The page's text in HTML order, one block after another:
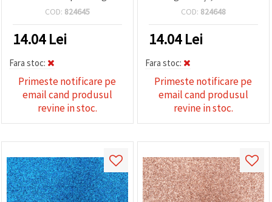
față - 10 buc.
COD: 824645
14.04Lei
Fara stoc:
Primeste notificare pe
email cand produsul
revine in stoc.
set 10 buc.
COD: 824648
14.04Lei
Fara stoc:
Primeste notificare pe
email cand produsul
revine in stoc.